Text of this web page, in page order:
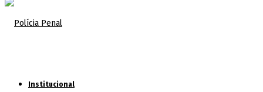
Institucional